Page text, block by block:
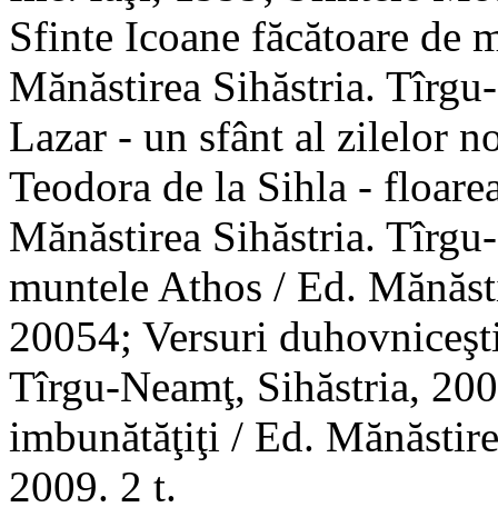
Sfinte Icoane făcătoare de
Mănăstirea Sihăstria.
Lazar - un sfânt al zilelor
Teodora de la Sihla -
Mănăstirea Sihăstria.
muntele Athos / Ed.
20054; Versuri
Tîrgu-Neamţ, Sihăstria,
imbunătăţiţi / Ed.
2009. 2 t.